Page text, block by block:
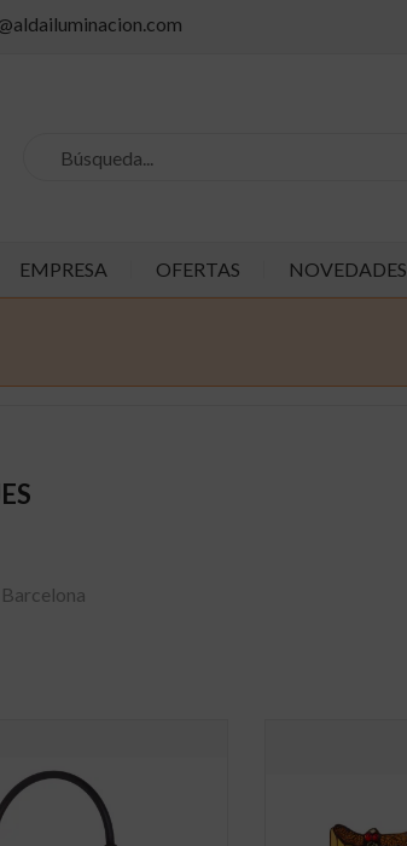
EMPRESA OFERTAS NOVEDADES